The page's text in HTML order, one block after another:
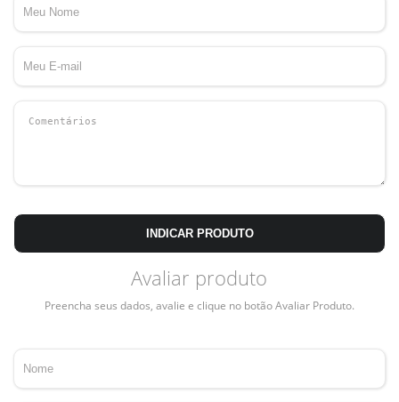
INDICAR PRODUTO
Avaliar produto
Preencha seus dados, avalie e clique no botão Avaliar Produto.